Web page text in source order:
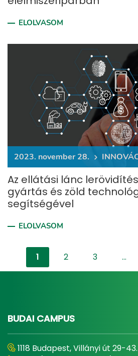
ELOLVASOM
2023. november 28.
Az ellátási lánc
gyártás és zöld
segítségével
ELOLVASOM
1 2 3 ...
BUDAI CAMPUS
1118 Budapest, Villányi út 29-43.